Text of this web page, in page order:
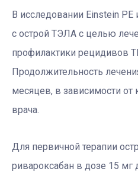
В исследовании Einstein PE
с острой ТЭЛА с целью
профилактики рецидивов
Продолжительность
месяцев, в зависимости от
врача.
Для первичной терапии
ривароксабан в дозе 15 мг